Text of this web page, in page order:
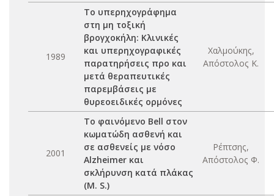
1989
Το υπερηχογράφημα
στη μη τοξική
βρογχοκήλη: Κλινικές
και υπερηχογραφικές
παρατηρήσεις προ και
μετά θεραπευτικές
παρεμβάσεις με
θυρεοειδικές ορμόνες
Χαλμούκης,
Απόστολος Κ.
2001
Το φαινόμενο Bell στον
κωματώδη ασθενή και
σε ασθενείς με νόσο
Alzheimer και
σκλήρυνση κατά πλάκας
(M. S.)
Ρέπτσης,
Απόστολος Φ.